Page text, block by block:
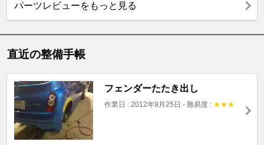
パーツレビューをもっと見る
直近の整備手帳
フェンダーたたき出し
作業日 : 2012年9月25日 - 難易度 : ★★★